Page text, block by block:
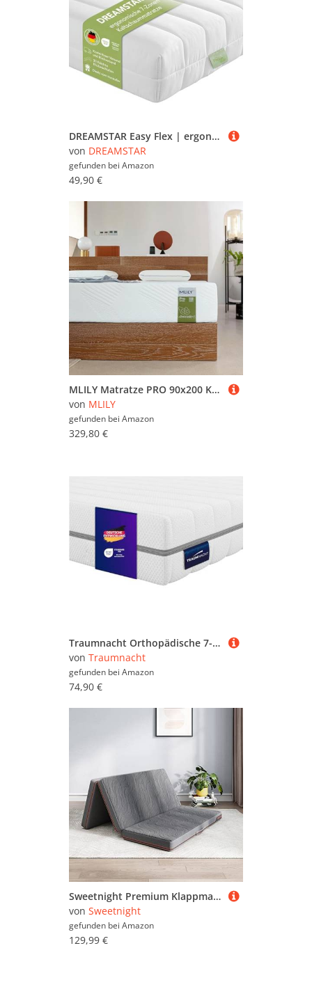
DREAMSTAR Easy Flex | ergonomische 7-Zonen Kaltschaummatratze | Öko-Tex Zertifiziert | Härtegrad 2 und 3 (H2 & H3) | Rollmatratze | Made in EU I 90 x 200 cm
von DREAMSTAR
gefunden bei Amazon
49,90 €
MLILY Matratze PRO 90x200 Kaltschaummatratze 7 Zonen Viscoschaum Matratze Härtegrad H2 & H3, ÖkoTex Rollmatratze 2 in 1 Gelschaum-Matratze 22cm Höhe, 90 x 200 cm
von MLILY
gefunden bei Amazon
329,80 €
Traumnacht Orthopädische 7-Zonen Kaltschaummatratze, Härtegrad 3 (H3 - mittelfest), Öko-Tex zertifiziert, 90 x 200 cm, Höhe 16 cm, produziert nach deutschem Qualitätsstandard
von Traumnacht
gefunden bei Amazon
74,90 €
Sweetnight Premium Klappmatratze 90 x 200 x 10cm| 3-teilige Faltmatratze mit abnehmbarem Bezug | Mittelfest Kaltschaummatratze Höhe 10cm | Matratze faltbar klappbar Gästematratze Reisematratze |
von Sweetnight
gefunden bei Amazon
129,99 €